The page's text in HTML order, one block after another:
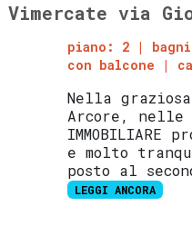
via
piano: 2
con balcone
Nella
Arcore, nelle
IMMOBILIARE
e molto
posto al
LEGGI ANCORA